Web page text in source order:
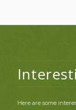
Here are some